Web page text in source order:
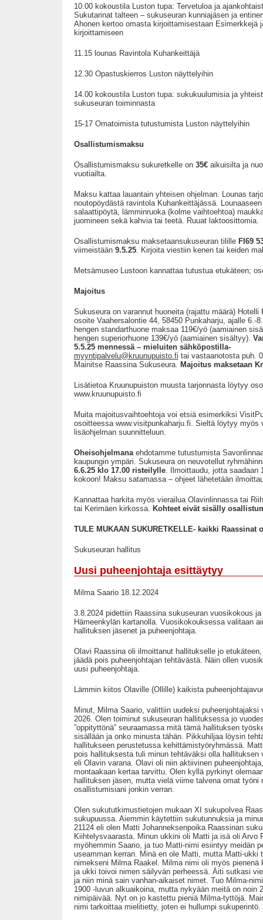
10.00 kokoustila Luston tupa: Tervetuloa ja
Sukutarinat talteen – sukuseuran kunniajäsen ja
Ahonen kertoo omasta kirjoittamisestaan Esimerkkejä
kirjoittamiseen
11.15 lounas Ravintola Kuhankeittäjä
12.30 Opastuskierros Luston näyttelyihin
14.00 kokoustila Luston tupa: sukukuulumisia ja
sukuseuran toiminnasta
15-17 Omatoimista tutustumista Luston näyttelyihin
Osallistumismaksu
Osallistumismaksu sukuretkelle on 35€aikuisilta ja
vuotiailta.
Maksu kattaa lauantain yhteisen ohjelman. Lounas
noutopöydästä ravintola Kuhankeittäjässä.
salaattipöytä, lämminruoka (kolme vaihtoehtoa)
juomineen sekä kahvia tai teetä. Ruuat laktoosittomia.
Osallistumismaksu maksetaansukuseuran tilille FI69
viimeistään 9.5.25. Kirjoita viestiin kenen tai keiden
Metsämuseo Lustoon kannattaa tutustua etukäteen;
Majoitus
Sukuseura on varannut huoneita (rajattu määrä) Hotelli
osoite Vaahersalontie 44, 58450 Punkaharju, ajalle 6.-
hengen standarthuone maksaa 119€/yö (aamiainen
hengen superiorhuone 139€/yö (aamiainen sisältyy).
5.5.25 mennessä – mieluiten sähköpostilla-
myyntipalvelu@kruunupuisto.fi tai vastaanotosta puh.
Mainitse Raassina Sukuseura. Majoitus maksetaan
Lisätietoa Kruunupuiston muusta tarjonnasta löytyy
www.kruunupuisto.fi
Muita majoitusvaihtoehtoja voi etsiä esimerkiksi
osoitteessa www.visitpunkaharju.fi. Sieltä löytyy myös
lisäohjelman suunnitteluun.
Oheisohjelmanaehdotamme tutustumista
kaupungin ympäri. Sukuseura on neuvotellut
6.6.25 klo 17.00 risteilylle. Ilmoittaudu, jotta saadaan
kokoon! Maksu satamassa – ohjeet lähetetään
Kannattaa harkita myös vierailua Olavinlinnassa tai
tai Kerimäen kirkossa. Kohteet eivät sisälly
TULE MUKAAN SUKURETKELLE- kaikki Raassinat
Sukuseuran hallitus
Uusi puheenjohtaja esittäytyy
Milma Saario 18.12.2024
3.8.2024 pidettiin Raassina sukuseuran vuosikokous ja
Hämeenkylän kartanolla. Vuosikokouksessa valitaan
hallituksen jäsenet ja puheenjohtaja.
Olavi Raassina oli ilmoittanut hallitukselle jo
jäädä pois puheenjohtajan tehtävästä. Näin ollen
uusi puheenjohtaja.
Lämmin kiitos Olaville (Ollille) kaikista
Minut, Milma Saario, valittiin uudeksi puheenjohtajaksi
2026. Olen toiminut sukuseuran hallituksessa jo
”oppityttönä” seuraamassa mitä tämä hallituksen
sisällään ja onko minusta tähän. Pikkuhiljaa löysin
hallitukseen perustetussa kehittämistyöryhmässä.
pois hallituksesta tuli minun tehtäväksi olla hallituksen
eli Olavin varana. Olavi oli niin aktiivinen
montaakaan kertaa tarvittu. Olen kyllä pyrkinyt
hallituksen jäsen, mutta vielä viime talvena omat työni
osallistumisiani jonkin verran.
Olen sukututkimustietojen mukaan XI sukupolvea
sukupuussa. Aiemmin käytettiin sukutunnuksia ja
21124 eli olen Matti Johanneksenpoika Raassinan
Kiihtelysvaarasta. Minun ukkini oli Matti ja isä oli Arvo
myöhemmin Saario, ja tuo Matti-nimi esiintyy meidän
useamman kerran. Minä en ole Matti, mutta Matti-ukki
nimekseni Milma Raakel. Milma nimi oli myös pienenä
ja ukki toivoi nimen säilyvän perheessä. Äiti sutkasi
ja niin minä sain vanhan-aikaiset nimet. Tuo Milma-
1900 -luvun alkuaikoina, mutta nykyään meitä on noin
nimipäivää. Nyt on jo kastettu pieniä Milma-tyttöjä.
nimi tarkoittaa mielitietty, joten ei hullumpi sukuperintö.